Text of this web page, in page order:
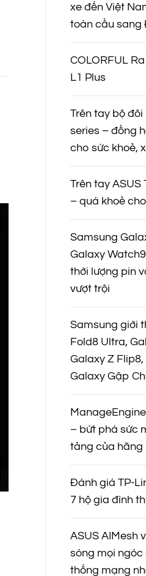
xe đến Việt
toàn cầu sang
COLORFUL
L1 Plus
Trên tay bộ đôi
series – đồng
cho sức khoẻ,
Trên tay ASUS
– quá khoẻ
Samsung
Galaxy
thời lượng pin
vượt trội
Samsung giới
Fold8 Ultra,
Galaxy Z
Galaxy Gập
– bứt phá sức
tảng của hãng
Đánh giá TP-
7 hộ gia đình
ASUS AIMesh
sóng mọi
thống mạng